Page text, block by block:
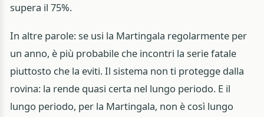
supera il 75%.
In altre parole: se usi la Martingala regolarmente per
un anno, è più probabile che incontri la serie fatale
piuttosto che la eviti. Il sistema non ti protegge dalla
rovina: la rende quasi certa nel lungo periodo. E il
lungo periodo, per la Martingala, non è così lungo